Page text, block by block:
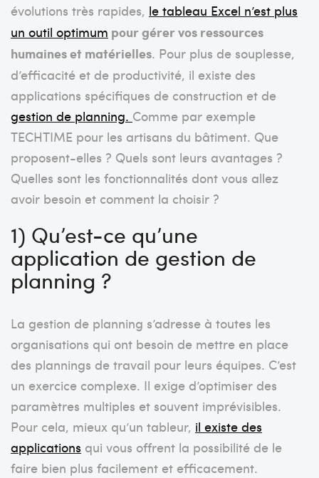
évolutions très rapides, le tableau Excel n’est plus
un outil optimum pour gérer vos ressources
humaines et matérielles. Pour plus de souplesse,
d’efficacité et de productivité, il existe des
applications spécifiques de construction et de
gestion de planning. Comme par exemple
TECHTIME pour les artisans du bâtiment. Que
proposent-elles ? Quels sont leurs avantages ?
Quelles sont les fonctionnalités dont vous allez
avoir besoin et comment la choisir ?
1) Qu’est-ce qu’une
application de gestion de
planning ?
La gestion de planning s’adresse à toutes les
organisations qui ont besoin de mettre en place
des plannings de travail pour leurs équipes. C’est
un exercice complexe. Il exige d’optimiser des
paramètres multiples et souvent imprévisibles.
Pour cela, mieux qu’un tableur, il existe des
applications qui vous offrent la possibilité de le
faire bien plus facilement et efficacement.